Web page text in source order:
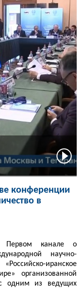
конференции
в
Первом канале о
научно-
иранское
организованной
с одним из ведущих